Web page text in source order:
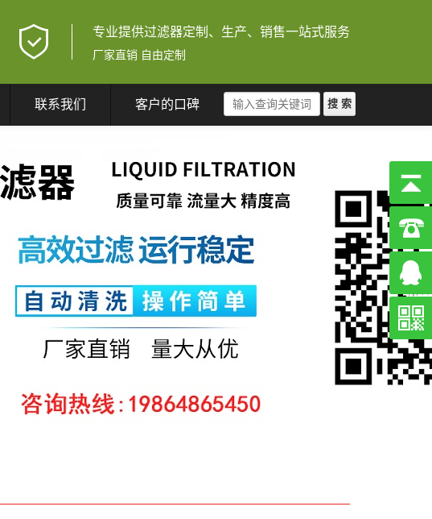
专业提供过滤器定制、生产、销售一站式服务
厂家直销 自由定制
联系我们 客户的口碑